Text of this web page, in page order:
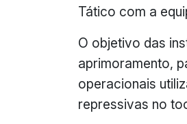
Tático com a
O objetivo das
aprimoramento,
operacionais
repressivas no